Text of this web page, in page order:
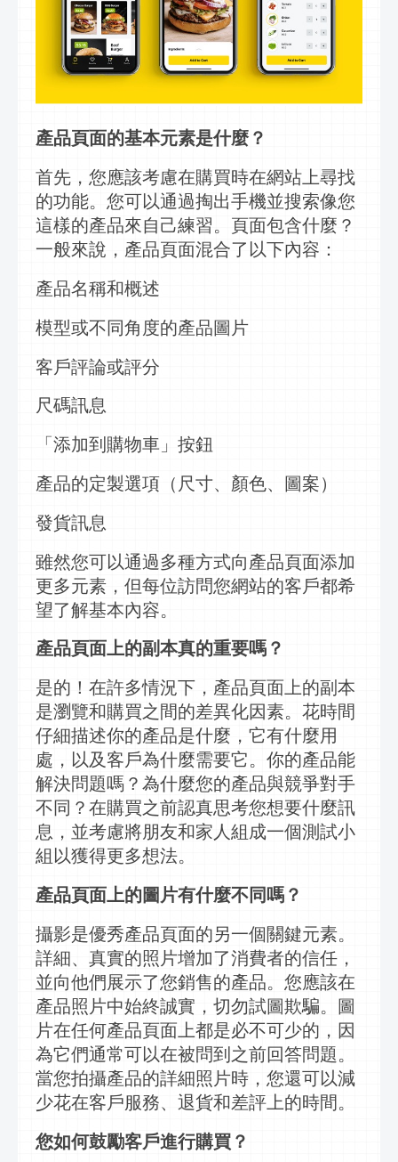
產品頁面的基本元素是什麼？
首先，您應該考慮在購買時在網站上尋找
的功能。您可以通過掏出手機並搜索像您
這樣的產品來自己練習。頁面包含什麼？
一般來說，產品頁面混合了以下內容：
產品名稱和概述
模型或不同角度的產品圖片
客戶評論或評分
尺碼訊息
「添加到購物車」按鈕
產品的定製選項（尺寸、顏色、圖案）
發貨訊息
雖然您可以通過多種方式向產品頁面添加
更多元素，但每位訪問您網站的客戶都希
望了解基本內容。
產品頁面上的副本真的重要嗎？
是的！在許多情況下，產品頁面上的副本
是瀏覽和購買之間的差異化因素。花時間
仔細描述你的產品是什麼，它有什麼用
處，以及客戶為什麼需要它。你的產品能
解決問題嗎？為什麼您的產品與競爭對手
不同？在購買之前認真思考您想要什麼訊
息 ，並考慮將朋友和家人組成一個測試小
組以獲得更多想法。
產品頁面上的圖片有什麼不同嗎？
攝影是優秀產品頁面的另一個關鍵元素。
詳細、真實的照片增加了消費者的信任，
並向他們展示了您銷售的產品。您應該在
產品照片中始終誠實，切勿試圖欺騙。圖
片在任何產品頁面上都是必不可少的，因
為它們通常可以在被問到之前回答問題。
當您拍攝產品的詳細照片時，您還可以減
少花在客戶服務、退貨和差評上的時間。
您如何鼓勵客戶進行購買？